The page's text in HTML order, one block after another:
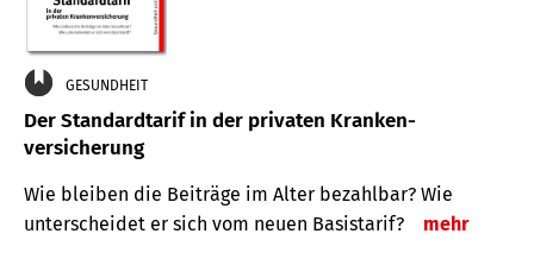
GESUNDHEIT
Der Standard­tarif in der privaten Kranken­
versicherung
Wie bleiben die Beiträge im Alter bezahlbar? Wie
unterscheidet er sich vom neuen Basistarif?
mehr